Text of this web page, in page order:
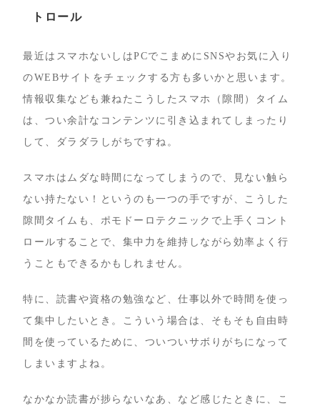
トロール
最近はスマホないしはPCでこまめにSNSやお気に入り
のWEBサイトをチェックする方も多いかと思います。
情報収集なども兼ねたこうしたスマホ（隙間）タイム
は、つい余計なコンテンツに引き込まれてしまったり
して、ダラダラしがちですね。
スマホはムダな時間になってしまうので、見ない触ら
ない持たない！というのも一つの手ですが、こうした
隙間タイムも、ポモドーロテクニックで上手くコント
ロールすることで、集中力を維持しながら効率よく行
うこともできるかもしれません。
特に、読書や資格の勉強など、仕事以外で時間を使っ
て集中したいとき。こういう場合は、そもそも自由時
間を使っているために、ついついサボりがちになって
しまいますよね。
なかなか読書が捗らないなあ、など感じたときに、こ